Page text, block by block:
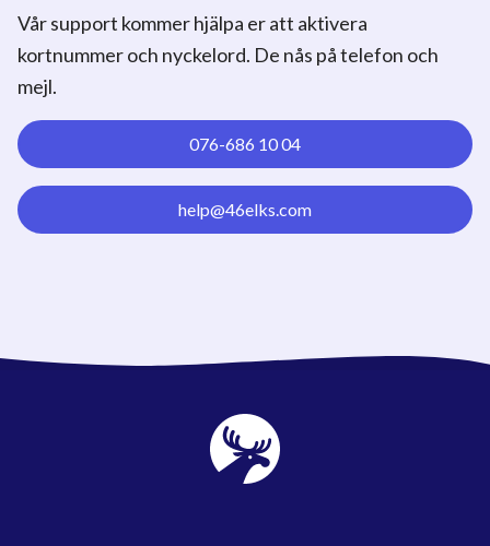
Vår support kommer hjälpa er att aktivera
kortnummer och nyckelord. De nås på telefon och
mejl.
076-686 10 04
help@46elks.com